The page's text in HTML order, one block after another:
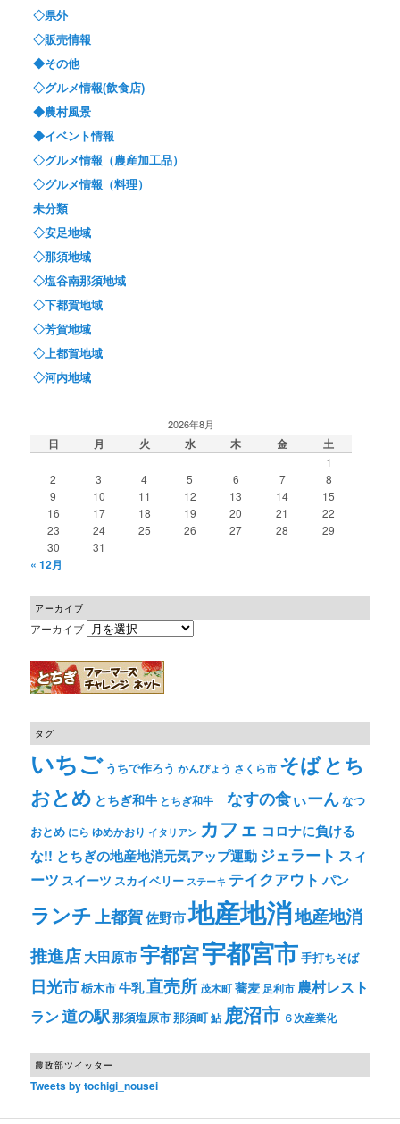
◇県外
◇販売情報
◆その他
◇グルメ情報(飲食店)
◆農村風景
◆イベント情報
◇グルメ情報（農産加工品）
◇グルメ情報（料理）
未分類
◇安足地域
◇那須地域
◇塩谷南那須地域
◇下都賀地域
◇芳賀地域
◇上都賀地域
◇河内地域
2026年8月
日 月 火 水 木 金 土
1
2
3 4 5 6 7
8
9
10 11 12 13 14
15
16
17 18 19 20 21
22
23
24 25 26 27 28
29
30
31
« 12月
アーカイブ
アーカイブ
タグ
いちご うちで作ろう かんぴょう さくら市 そばとち
おとめ とちぎ和牛 とちぎ和牛 なすの食ぃーんなつ
おとめ にら ゆめかおり イタリアン カフェ コロナに負ける
な!! とちぎの地産地消元気アップ運動ジェラート スィ
ーツ スイーツ スカイベリー ステーキ テイクアウト パン
ランチ上都賀佐野市地産地消地産地消
推進店大田原市宇都宮宇都宮市手打ちそば
日光市栃木市牛乳直売所 茂木町蕎麦 足利市 農村レスト
ラン道の駅那須塩原市那須町鮎 鹿沼市 ６次産業化
農政部ツイッター
Tweets by tochigi_nousei